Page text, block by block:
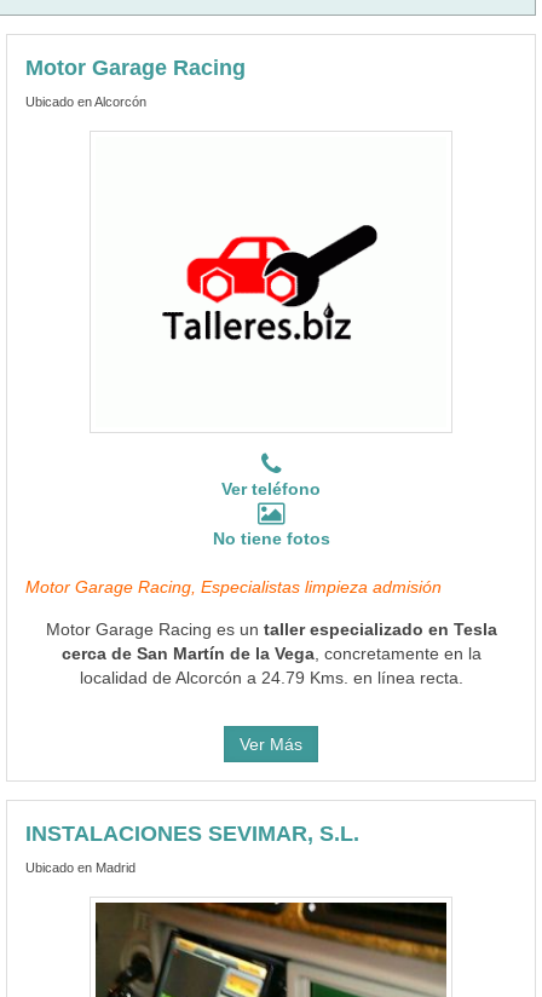
Motor Garage Racing
Ubicado en Alcorcón
Ver teléfono
No tiene fotos
Motor Garage Racing, Especialistas limpieza admisión
Motor Garage Racing es un taller especializado en Tesla
cerca de San Martín de la Vega, concretamente en la
localidad de Alcorcón a 24.79 Kms. en línea recta.
Ver Más
INSTALACIONES SEVIMAR, S.L.
Ubicado en Madrid